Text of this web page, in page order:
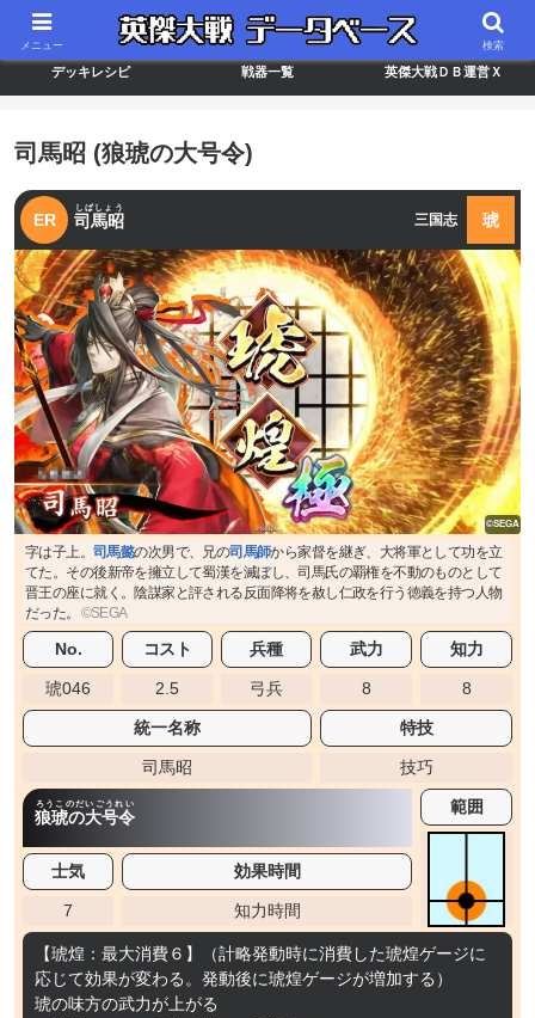
最新バージョン情報 武将ランキング カードリスト
デッキレシピ 戦器一覧 英傑大戦ＤＢ運営Ｘ
司馬昭 (狼琥の大号令)
ER 司馬昭
しばしょう
三国志 琥
字は子上。司馬懿の次男で、兄の司馬師から家督を継ぎ、大将軍として功を立
てた。その後新帝を擁立して蜀漢を滅ぼし、司馬氏の覇権を不動のものとして
晋王の座に就く。陰謀家と評される反面降将を赦し仁政を行う徳義を持つ人物
だった。
No. コスト 兵種 武力 知力
琥046 2.5 弓兵 8 8
統一名称 特技
司馬昭 技巧
狼琥の大号令
ろうこのだいごうれい 範囲
士気 効果時間
7 知力時間
【琥煌：最大消費６】（計略発動時に消費した琥煌ゲージに
応じて効果が変わる。発動後に琥煌ゲージが増加する）
琥の味方の武力が上がる
メニュー 検索